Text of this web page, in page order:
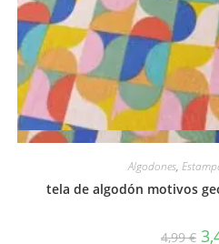
Vista
Algodones,
tela de algodón motivos
4,99€ El